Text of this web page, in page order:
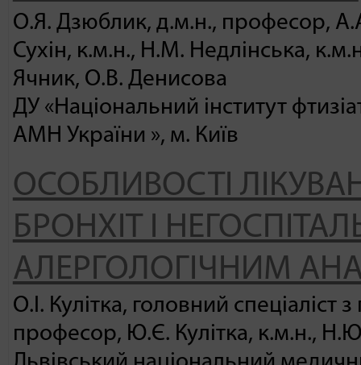
О.Я. Дзюблик, д.м.н., професор,
Сухін, к.м.н., Н.М. Недлінська,
Ячник, О.В. Денисова
ДУ «Національний інститут
АМН України », м. Київ
ОСОБЛИВОСТІ
БРОНХІТ І
АЛЕРГОЛОГІЧНИМ
О.І. Кулітка, головний спеціаліст
професор, Ю.Є. Кулітка, к.м.н.,